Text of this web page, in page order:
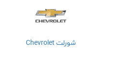
شورلت Chevrolet